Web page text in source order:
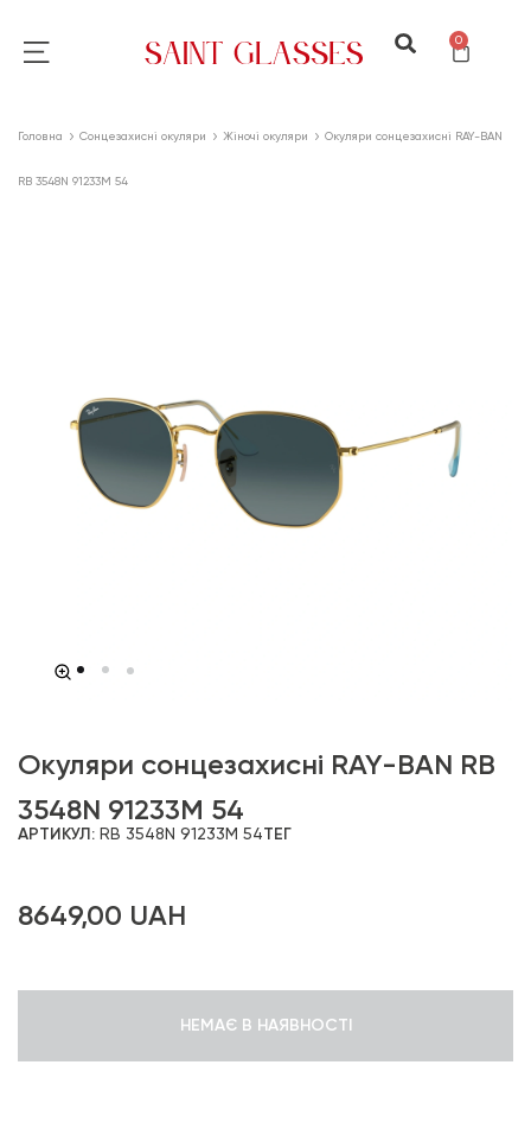
0
Головна Сонцезахисні окуляри Жіночі окуляри Окуляри сонцезахисні RAY-BAN
RB 3548N 91233M 54
Окуляри сонцезахисні RAY-BAN RB
3548N 91233M 54
АРТИКУЛ: RB 3548N 91233M 54ТЕГ
8649,00 UAH
НЕМАЄ В НАЯВНОСТІ